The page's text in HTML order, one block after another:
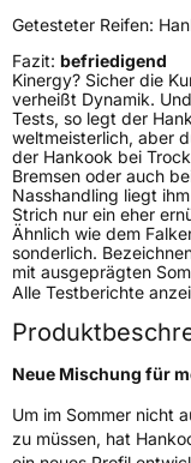
M+SJa
EU Label
EffizienzC
Nasshaftung B
Rollgeräusch (Klasse)
FahrzeugklasseC1
Getesteter Reifen:
Fazit: befriedigend
Kinergy? Sicher die
verheißt Dynamik.
Tests, so legt der
weltmeisterlich, aber
der Hankook bei
Bremsen oder auch
Nasshandling liegt
Strich nur ein eher
Ähnlich wie dem
sonderlich.
mit ausgeprägten
Alle Testberichte
Neue Mischung für
Um im Sommer nicht
zu müssen, hat